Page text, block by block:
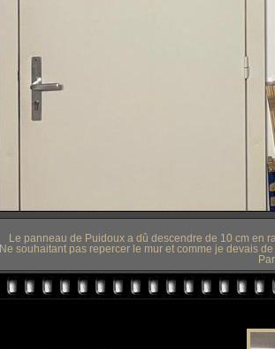
Le panneau de Puidoux a dû descendre de 10 cm en
Ne souhaitant pas repercer le mur et comme je devais